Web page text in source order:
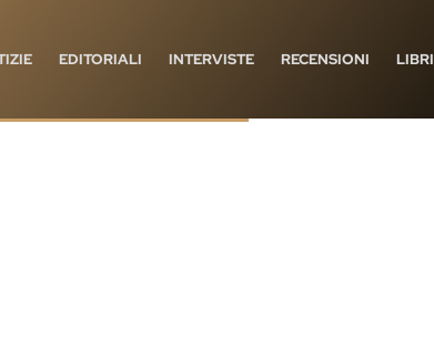
EDITORIALI INTERVISTE RECENSIONI LIBRI